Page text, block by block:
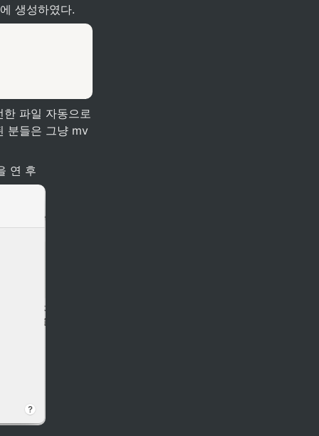
생성하였다.
파일 자동으로
분들은 그냥 mv
연 후